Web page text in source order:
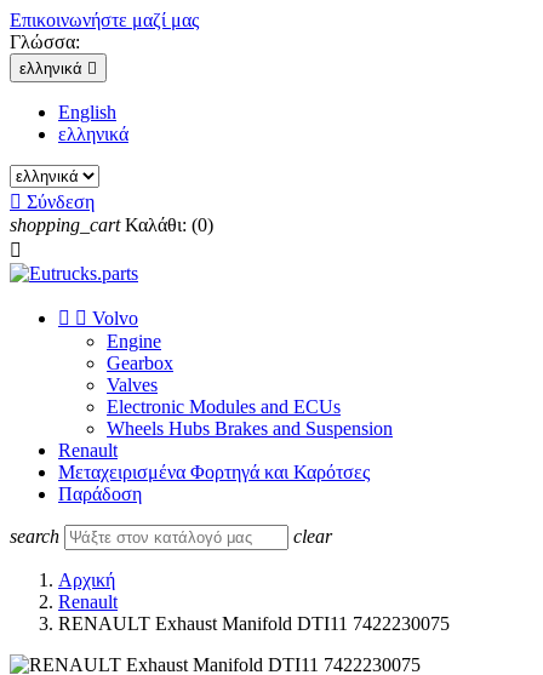
Επικοινωνήστε μαζί μας
Γλώσσα:
ελληνικά 
English
ελληνικά
 Σύνδεση
shopping_cart Καλάθι: (0)

  Volvo
Engine
Gearbox
Valves
Electronic Modules and ECUs
Wheels Hubs Brakes and Suspension
Renault
Μεταχειρισμένα Φορτηγά και Καρότσες
Παράδοση
search clear
Αρχική
Renault
RENAULT Exhaust Manifold DTI11 7422230075